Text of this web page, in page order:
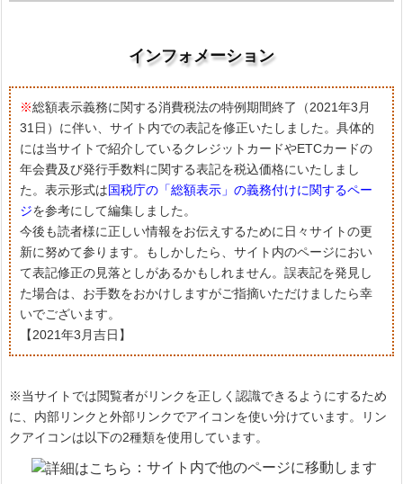
インフォメーション
※総額表示義務に関する消費税法の特例期間終了（2021年3月
31日）に伴い、サイト内での表記を修正いたしました。具体的
には当サイトで紹介しているクレジットカードやETCカードの
年会費及び発行手数料に関する表記を税込価格にいたしまし
た。表示形式は国税庁の「総額表示」の義務付けに関するペー
ジを参考にして編集しました。
今後も読者様に正しい情報をお伝えするために日々サイトの更
新に努めて参ります。もしかしたら、サイト内のページにおい
て表記修正の見落としがあるかもしれません。誤表記を発見し
た場合は、お手数をおかけしますがご指摘いただけましたら幸
いでございます。
【2021年3月吉日】
※当サイトでは閲覧者がリンクを正しく認識できるようにするため
に、内部リンクと外部リンクでアイコンを使い分けています。リン
クアイコンは以下の2種類を使用しています。
：サイト内で他のページに移動します